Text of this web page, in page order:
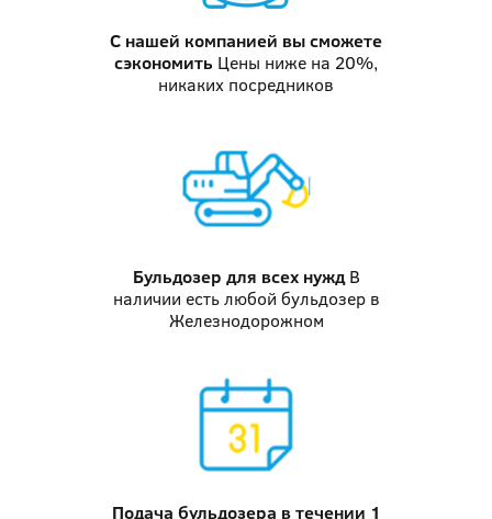
С нашей компанией вы сможете
сэкономить Цены ниже на 20%,
никаких посредников
Бульдозер для всех нужд В
наличии есть любой бульдозер в
Железнодорожном
Подача бульдозера в течении 1